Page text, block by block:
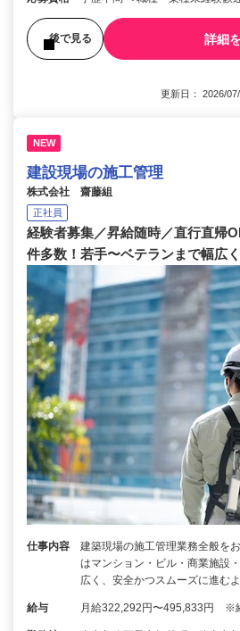
後で見る 詳細
更新日： 2026/
NEW
建設現場の施工管理
株式会社 齋藤組
正社員
経験者募集／昇給随時／直行直帰
件多数！若手〜ベテランまで幅広
仕事内容
建築現場の施工管理業務全般を
はマンション・ビル・商業施設
広く、安全かつスムーズに進む
給与 月給322,292円〜495,833円 ※